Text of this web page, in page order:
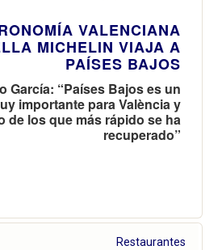
VALENCIANA
MICHELIN VIAJA A
PAÍSES BAJOS
García: “Países Bajos es un
importante para València y
de los que más rápido se ha
recuperado”
Restaurantes